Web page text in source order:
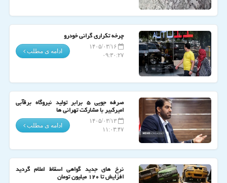
چرخه تکراری گرانی خودرو
۱۴۰۵/۰۳/۱۶
۰۹:۳۰:۲۷
ادامه ی مطلب
صرفه جویی ۵ برابر تولید نیروگاه برقآبی
امیرکبیر با مشارکت تهرانی ها
۱۴۰۵/۰۳/۱۳
۱۱:۰۳:۴۷
ادامه ی مطلب
نرخ های جدید گواهی اسقاط اعلام گردید
افزایش تا ۱۲۰ میلیون تومان